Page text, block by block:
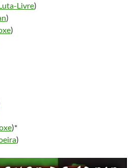
Livre)
)
)
)*
)